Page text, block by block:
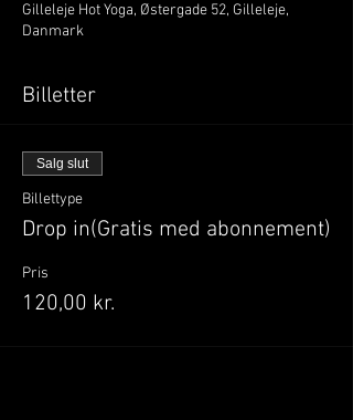
Gilleleje Hot Yoga, Østergade 52, Gilleleje,
Danmark
Billetter
Salg slut
Billettype
Drop in(Gratis med abonnement)
Pris
120,00 kr.